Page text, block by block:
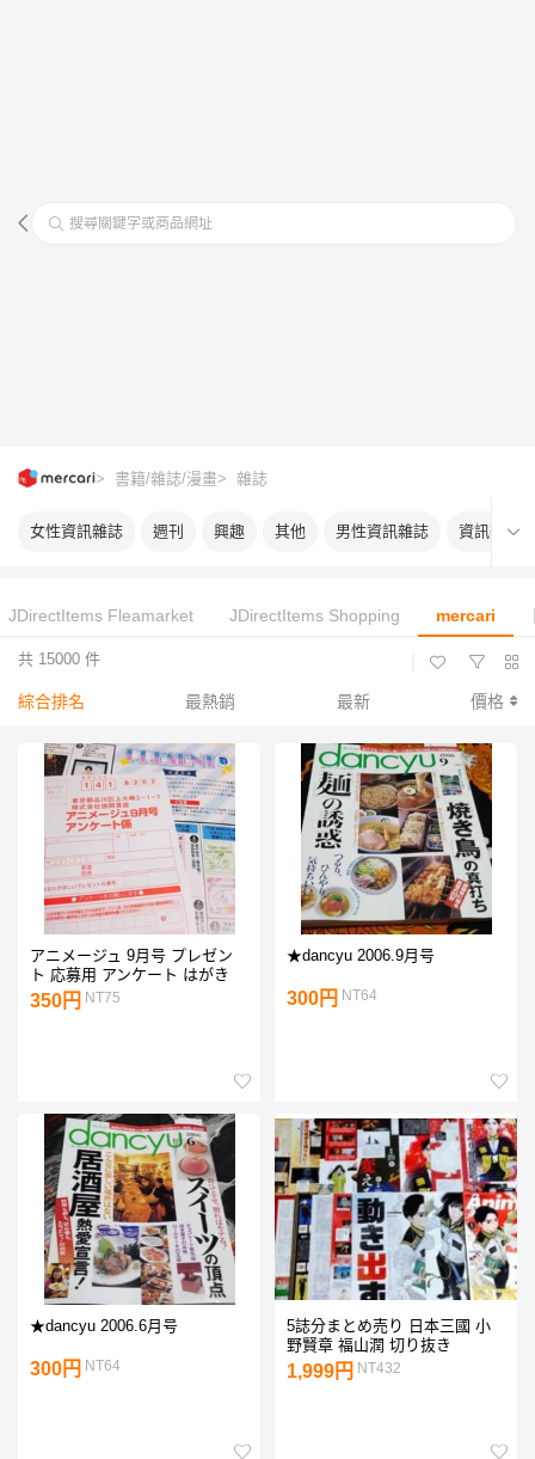
搜尋關鍵字或商品網址
> 書籍/雜誌/漫畫> 雜誌
女性資訊雜誌 週刊 興趣 其他 男性資訊雜誌 資訊雜誌
JDirectItems Fleamarket JDirectItems Shopping mercari
共 15000 件
綜合排名 最熱銷 最新 價格
アニメージュ 9月号 プレゼン
ト 応募用 アンケート はがき
350円 NT75
★dancyu 2006.9月号
300円 NT64
★dancyu 2006.6月号
300円 NT64
5誌分まとめ売り 日本三國 小
野賢章 福山潤 切り抜き
1,999円 NT432